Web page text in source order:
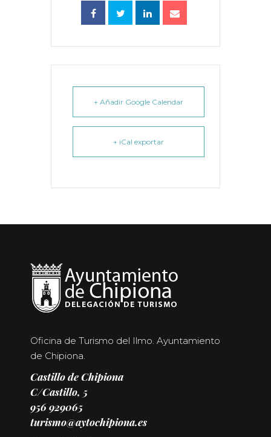
+ Añadir Google Calendar
+ iCal exportar
Oficina de Turismo del Ilmo. Ayuntamiento
de Chipiona.
Castillo de Chipiona
C/Castillo, 5
956 929065
turismo@aytochipiona.es